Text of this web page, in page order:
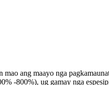
ang maayo nga
-800%), ug gamay nga